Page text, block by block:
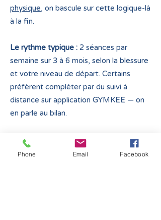
physique, on bascule sur cette logique-là
à la fin.
Le rythme typique : 2 séances par
semaine sur 3 à 6 mois, selon la blessure
et votre niveau de départ. Certains
préfèrent compléter par du suivi à
distance sur application GYMKEE — on
en parle au bilan.
Phone Email Facebook